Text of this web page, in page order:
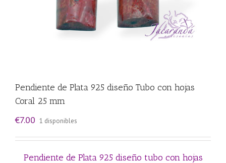
Pendiente de Plata 925 diseño Tubo con hojas
Coral 25 mm
€7.00 1 disponibles
Pendiente de Plata 925 diseño tubo con hojas